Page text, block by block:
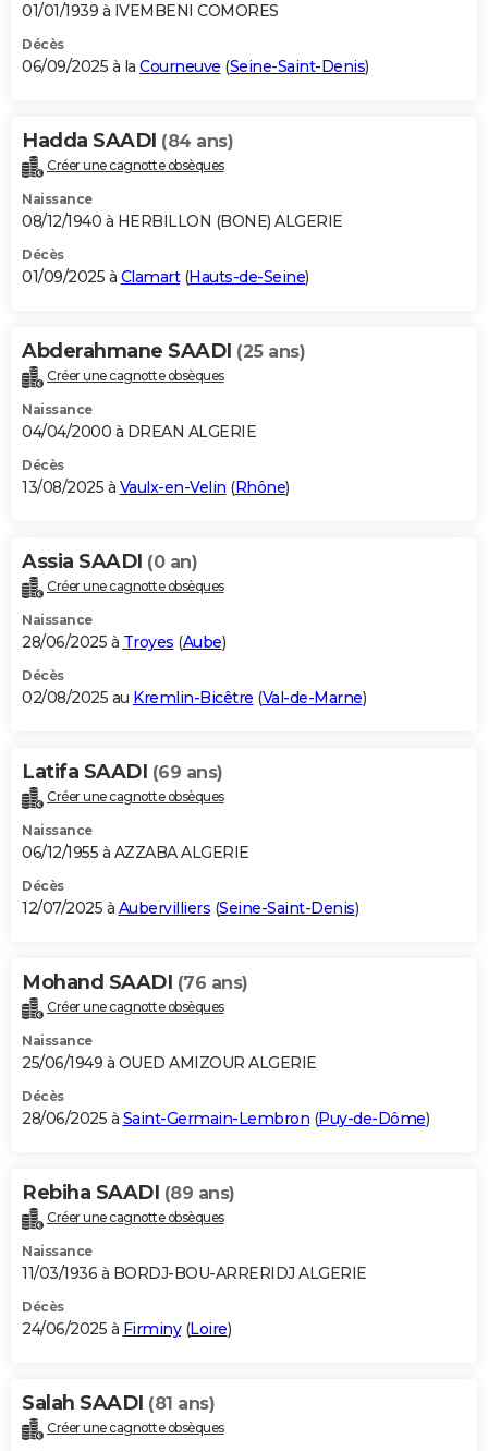
01/01/1939 à IVEMBENI COMORES
Décès
06/09/2025 à la Courneuve (Seine-Saint-Denis)
Hadda SAADI (84 ans)
Créer une cagnotte obsèques
Naissance
08/12/1940 à HERBILLON (BONE) ALGERIE
Décès
01/09/2025 à Clamart(Hauts-de-Seine)
Abderahmane SAADI (25 ans)
Créer une cagnotte obsèques
Naissance
04/04/2000 à DREAN ALGERIE
Décès
13/08/2025 à Vaulx-en-Velin (Rhône)
Assia SAADI (0 an)
Créer une cagnotte obsèques
Naissance
28/06/2025 à Troyes (Aube)
Décès
02/08/2025 au Kremlin-Bicêtre (Val-de-Marne)
Latifa SAADI (69 ans)
Créer une cagnotte obsèques
Naissance
06/12/1955 à AZZABA ALGERIE
Décès
12/07/2025 à Aubervilliers (Seine-Saint-Denis)
Mohand SAADI (76 ans)
Créer une cagnotte obsèques
Naissance
25/06/1949 à OUED AMIZOUR ALGERIE
Décès
28/06/2025 à Saint-Germain-Lembron (Puy-de-Dôme)
Rebiha SAADI (89 ans)
Créer une cagnotte obsèques
Naissance
11/03/1936 à BORDJ-BOU-ARRERIDJ ALGERIE
Décès
24/06/2025 à Firminy(Loire)
Salah SAADI (81 ans)
Créer une cagnotte obsèques